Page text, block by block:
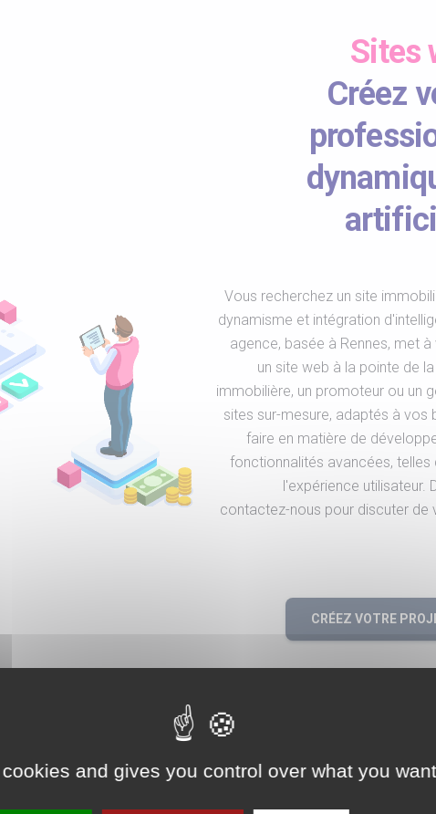
Sites
Créez
Vous recherchez un site
dynamisme et intégration
agence, basée à Rennes, met
un site web à la pointe de
immobilière, un promoteur ou un
sites sur-mesure, adaptés à
faire en matière de
fonctionnalités avancées,
l'expérience utilisateur.
contactez-nous pour discuter de
CRÉEZ VOTRE
création de sites immobilier sur-mesure. Agence
votre projet immobilier à Theix-Noyalo.
and gives you control over what you